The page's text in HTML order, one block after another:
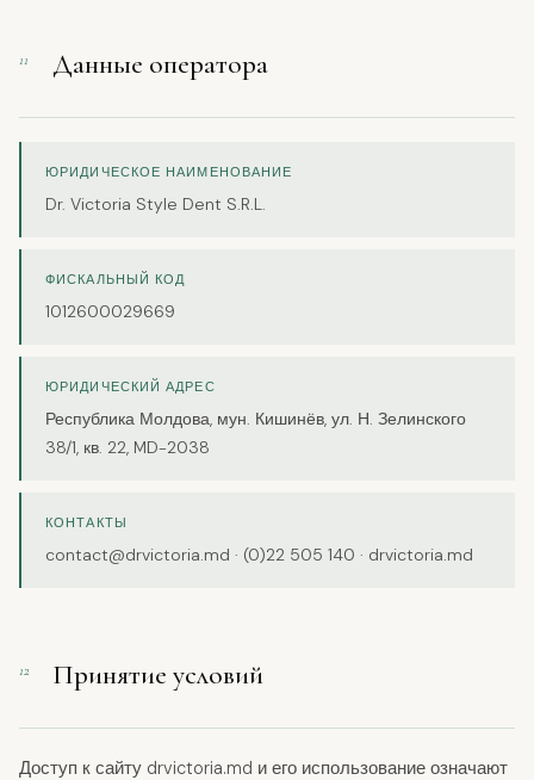
11 Данные оператора
ЮРИДИЧЕСКОЕ НАИМЕНОВАНИЕ
Dr. Victoria Style Dent S.R.L.
ФИСКАЛЬНЫЙ КОД
1012600029669
ЮРИДИЧЕСКИЙ АДРЕС
Республика Молдова, мун. Кишинёв, ул. Н. Зелинского
38/1, кв. 22, MD-2038
КОНТАКТЫ
contact@drvictoria.md · (0)22 505 140 · drvictoria.md
12 Принятие условий
Доступ к сайту drvictoria.md и его использование означают